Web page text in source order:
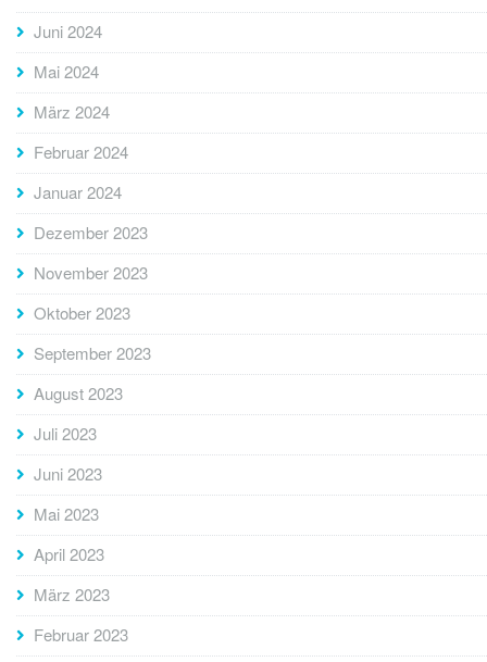
Juni 2024
Mai 2024
März 2024
Februar 2024
Januar 2024
Dezember 2023
November 2023
Oktober 2023
September 2023
August 2023
Juli 2023
Juni 2023
Mai 2023
April 2023
März 2023
Februar 2023